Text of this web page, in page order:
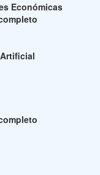
Económicas